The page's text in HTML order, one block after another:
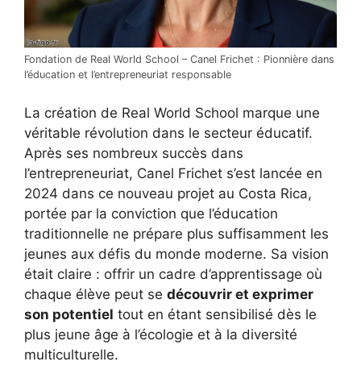
Fondation de Real World School – Canel Frichet : Pionnière dans
l’éducation et l’entrepreneuriat responsable
La création de Real World School marque une
véritable révolution dans le secteur éducatif.
Après ses nombreux succès dans
l’entrepreneuriat, Canel Frichet s’est lancée en
2024 dans ce nouveau projet au Costa Rica,
portée par la conviction que l’éducation
traditionnelle ne prépare plus suffisamment les
jeunes aux défis du monde moderne. Sa vision
était claire : offrir un cadre d’apprentissage où
chaque élève peut se découvrir et exprimer
son potentiel tout en étant sensibilisé dès le
plus jeune âge à l’écologie et à la diversité
multiculturelle.